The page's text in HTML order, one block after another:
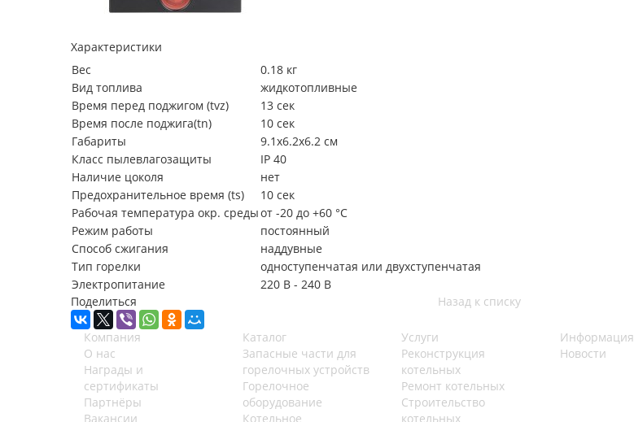
Характеристики
Вес
0.18 кг
Вид топлива
жидкотопливные
Время перед поджигом (tvz)
13 сек
Время после поджига(tn)
10 сек
Габариты
9.1x6.2x6.2 см
Класс пылевлагозащиты
IP 40
Наличие цоколя
нет
Предохранительное время (ts)
10 сек
Рабочая температура окр. средыот -20 до +60 °C
Режим работы
постоянный
Способ сжигания
наддувные
Тип горелки
одноступенчатая или двухступенчатая
Электропитание
220 В - 240 В
Поделиться Назад к списку
Компания
О нас
Награды и
сертификаты
Партнёры
Вакансии
Каталог
Запасные части для
горелочных устройств
Горелочное
оборудование
Котельное
Услуги
Реконструкция
котельных
Ремонт котельных
Строительство
котельных
Информация
Новости